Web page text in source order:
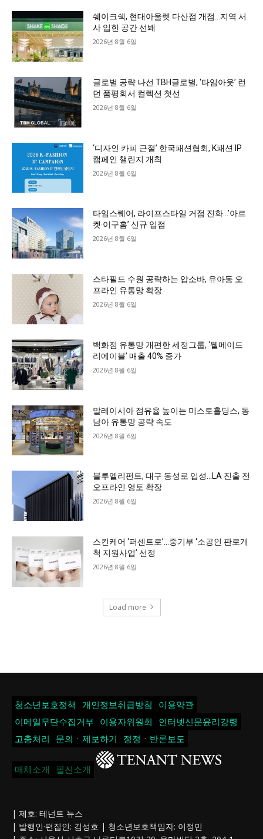
쉐이크쉑, 현대아울렛 다산점 개점…지역 서
사 입힌 공간 선봬
2026년 8월 6일
글로벌 공략 나선 TBH글로벌, ‘타임아웃’ 런
던 품평회서 컬렉션 첫선
2026년 8월 6일
‘디자인 카피 근절’ 한국패션협회, K패션 IP
캠페인 챌린지 개최
2026년 8월 6일
타임스퀘어, 라이프스타일 거점 진화…’아르
켓·이구홈’ 신규 입점
2026년 8월 6일
스타필드 수원 공략하는 압소바, 유아동 오
프라인 유통망 확장
2026년 8월 6일
백화점 유통망 개편한 세정그룹, ‘웰메이드
리에이블’ 매출 40% 증가
2026년 8월 6일
말레이시아 점유율 높이는 미스토홀딩스, 동
남아 유통망 공략 속도
2026년 8월 6일
블루엘리펀트, 대구 동성로 입성…LA 진출 전
오프라인 영토 확장
2026년 8월 6일
스킨케어 ‘퍼센트로’…중기부 ‘소공인 판로개
척 지원사업’ 선정
2026년 8월 6일
Load more
청소년보호정책 개인정보취급방침
이용약관
이메일무단수집거부
이용자위원회
인터넷신문윤리강령
고충처리
문의ㆍ제보하기 정정ㆍ반론보도
매체소개 필진소개
| 제호: 테넌트 뉴스
| 발행인·편집인: 김성호 | 청소년보호책임자: 이정민